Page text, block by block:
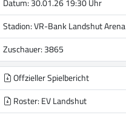
Stadion:VR-Bank Landshut Arena
Zuschauer: 3865
Offzieller Spielbericht
Roster: EV Landshut